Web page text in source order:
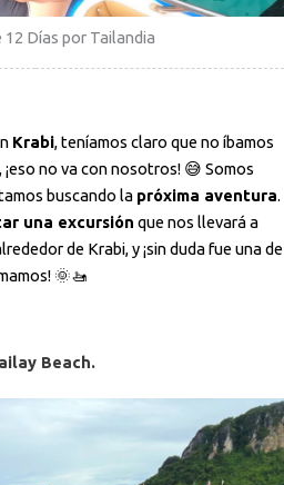
Días por Tailandia
Krabi, teníamos claro que no íbamos
no va con nosotros! 😅 Somos
buscando la próxima aventura.
una excursión que nos llevará a
de Krabi, y ¡sin duda fue una de
🌞🚤
Beach.